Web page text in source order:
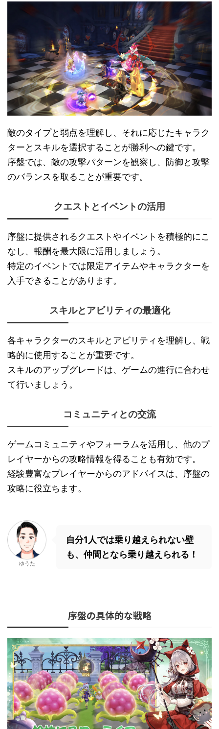
敵のタイプと弱点を理解し、それに応じたキャラク
ターとスキルを選択することが勝利への鍵です。
序盤では、敵の攻撃パターンを観察し、防御と攻撃
のバランスを取ることが重要です。
クエストとイベントの活用
序盤に提供されるクエストやイベントを積極的にこ
なし、報酬を最大限に活用しましょう。
特定のイベントでは限定アイテムやキャラクターを
入手できることがあります。
スキルとアビリティの最適化
各キャラクターのスキルとアビリティを理解し、戦
略的に使用することが重要です。
スキルのアップグレードは、ゲームの進行に合わせ
て行いましょう。
コミュニティとの交流
ゲームコミュニティやフォーラムを活用し、他のプ
レイヤーからの攻略情報を得ることも有効です。
経験豊富なプレイヤーからのアドバイスは、序盤の
攻略に役立ちます。
ゆうた
自分1人では乗り越えられない壁
も、仲間となら乗り越えられる！
序盤の具体的な戦略